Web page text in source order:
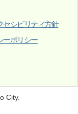
セシビリティ方針
ーポリシー
City.